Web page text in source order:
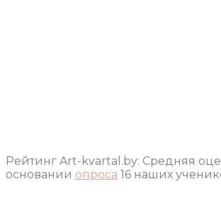
Рейтинг Art-kvartal.by: Средняя
основании опроса 16 наших